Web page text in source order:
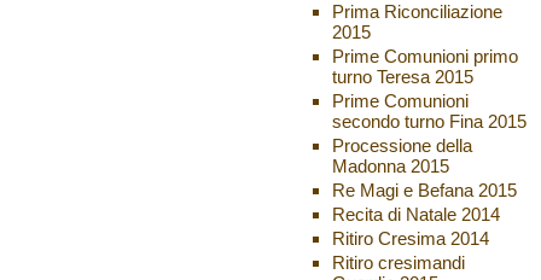
Prima Riconciliazione
2015
Prime Comunioni primo
turno Teresa 2015
Prime Comunioni
secondo turno Fina 2015
Processione della
Madonna 2015
Re Magi e Befana 2015
Recita di Natale 2014
Ritiro Cresima 2014
Ritiro cresimandi